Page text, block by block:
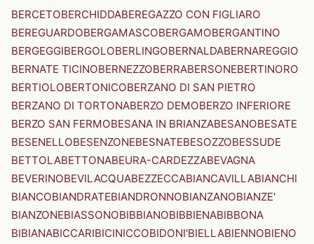
BERCETOBERCHIDDABEREGAZZO CON FIGLIARO
BEREGUARDOBERGAMASCOBERGAMOBERGANTINO
BERGEGGIBERGOLOBERLINGOBERNALDABERNAREGGIO
BERNATE TICINOBERNEZZOBERRABERSONEBERTINORO
BERTIOLOBERTONICOBERZANO DI SAN PIETRO
BERZANO DI TORTONABERZO DEMOBERZO INFERIORE
BERZO SAN FERMOBESANA IN BRIANZABESANOBESATE
BESENELLOBESENZONEBESNATEBESOZZOBESSUDE
BETTOLABETTONABEURA-CARDEZZABEVAGNA
BEVERINOBEVILACQUABEZZECCABIANCAVILLABIANCHI
BIANCOBIANDRATEBIANDRONNOBIANZANOBIANZE'
BIANZONEBIASSONOBIBBIANOBIBBIENABIBBONA
BIBIANABICCARIBICINICCOBIDONI'BIELLABIENNOBIENO